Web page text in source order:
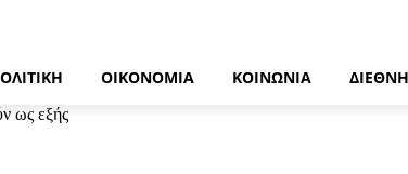
ΟΙΚΟΝΟΜΊΑ ΚΟΙΝΩΝΊΑ ΔΙΕΘΝΉ
ως εξής